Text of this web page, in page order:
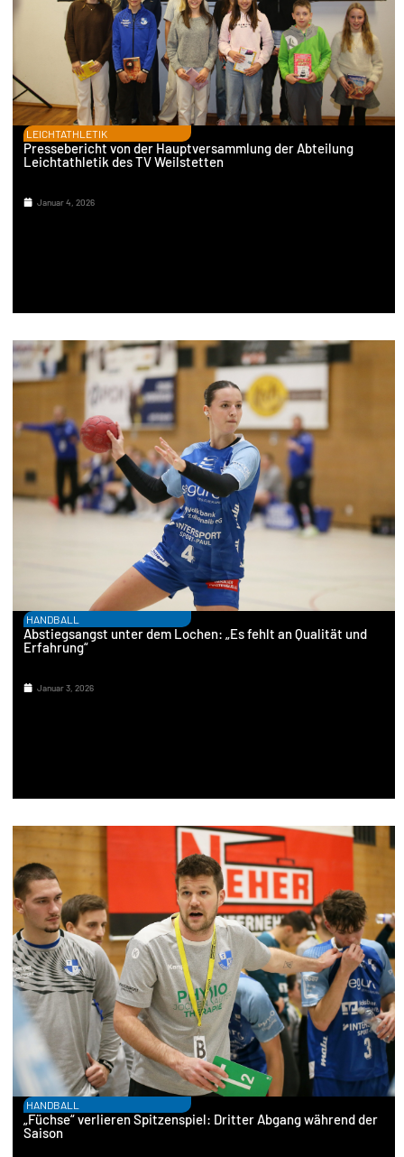
LEICHTATHLETIK
Pressebericht von der Hauptversammlung der Abteilung
Leichtathletik des TV Weilstetten
Januar 4, 2026
HANDBALL
Abstiegsangst unter dem Lochen: „Es fehlt an Qualität und
Erfahrung“
Januar 3, 2026
HANDBALL
„Füchse“ verlieren Spitzenspiel: Dritter Abgang während der
Saison